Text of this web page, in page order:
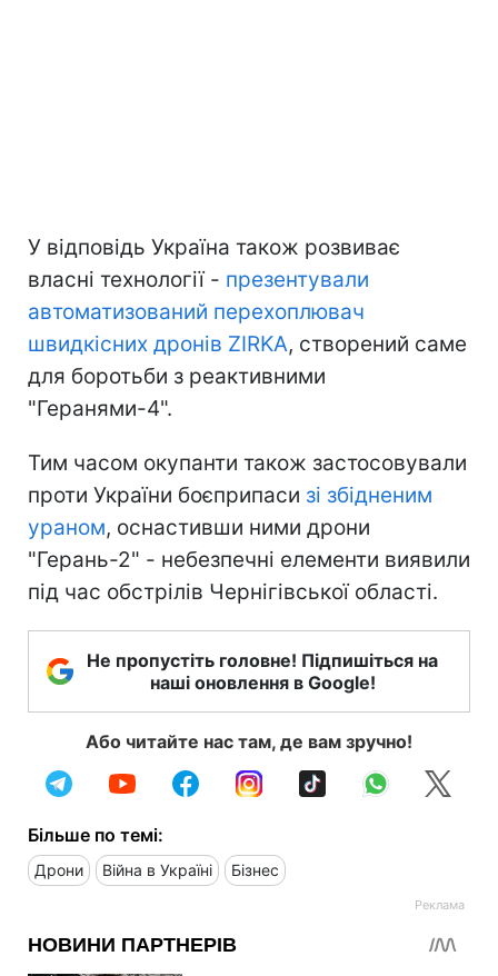
У відповідь Україна також розвиває
власні технології - презентували
автоматизований перехоплювач
швидкісних дронів ZIRKA, створений саме
для боротьби з реактивними
"Геранями-4".
Тим часом окупанти також застосовували
проти України боєприпаси зі збідненим
ураном, оснастивши ними дрони
"Герань-2" - небезпечні елементи виявили
під час обстрілів Чернігівської області.
Не пропустіть головне! Підпишіться на
наші оновлення в Google!
Або читайте нас там, де вам зручно!
Більше по темі:
Дрони Війна в Україні Бізнес